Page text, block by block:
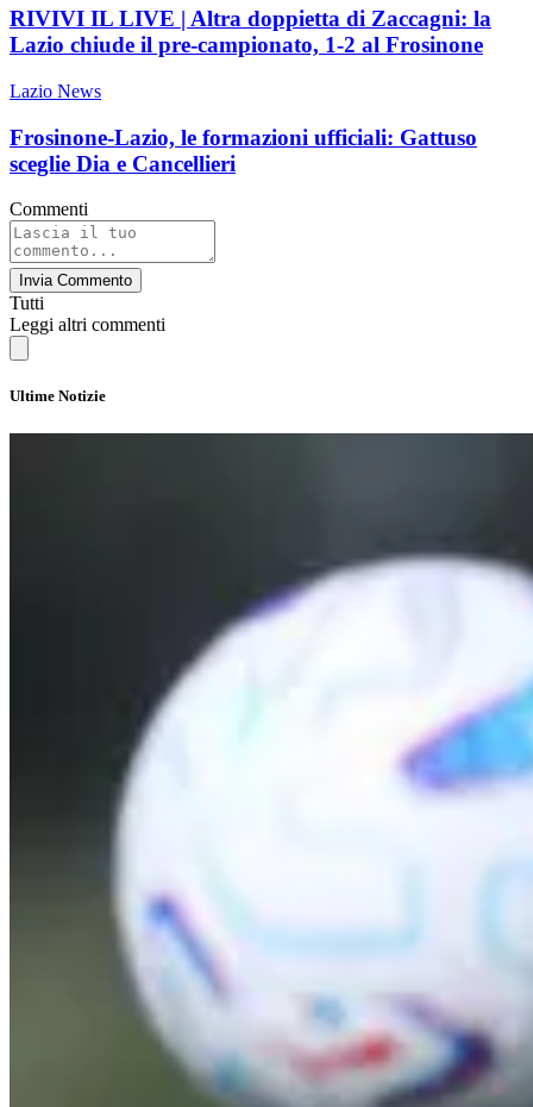
RIVIVI IL LIVE | Altra doppietta di Zaccagni: la
Lazio chiude il pre-campionato, 1-2 al Frosinone
Lazio News
Frosinone-Lazio, le formazioni ufficiali: Gattuso
sceglie Dia e Cancellieri
Commenti
Invia Commento
Tutti
Leggi altri commenti
Ultime Notizie